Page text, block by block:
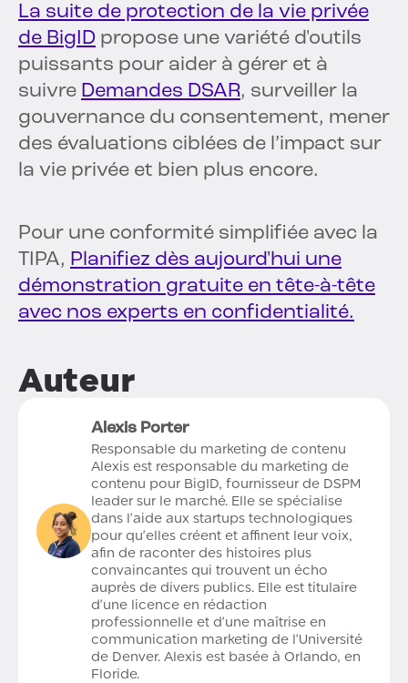
La suite de protection de la vie privée
de BigID propose une variété d'outils
puissants pour aider à gérer et à
suivre Demandes DSAR, surveiller la
gouvernance du consentement, mener
des évaluations ciblées de l’impact sur
la vie privée et bien plus encore.
Pour une conformité simplifiée avec la
TIPA, Planifiez dès aujourd'hui une
démonstration gratuite en tête-à-tête
avec nos experts en confidentialité.
Auteur
Alexis Porter
Responsable du marketing de contenu
Alexis est responsable du marketing de
contenu pour BigID, fournisseur de DSPM
leader sur le marché. Elle se spécialise
dans l'aide aux startups technologiques
pour qu'elles créent et affinent leur voix,
afin de raconter des histoires plus
convaincantes qui trouvent un écho
auprès de divers publics. Elle est titulaire
d'une licence en rédaction
professionnelle et d'une maîtrise en
communication marketing de l'Université
de Denver. Alexis est basée à Orlando, en
Floride.